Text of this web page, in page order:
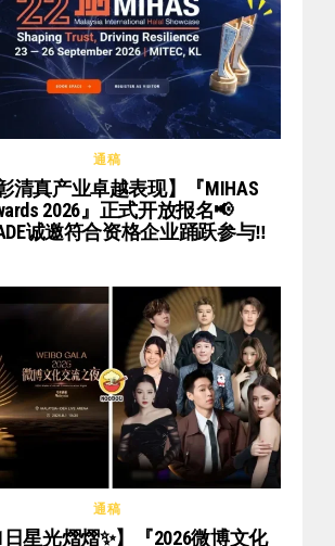
通稿
清真产业卓越表现】『MIHAS
2026』正式开放报名📢
诚邀符合资格企业踊跃参与‼️
通稿
日星光熠熠✨】『2026微博文化